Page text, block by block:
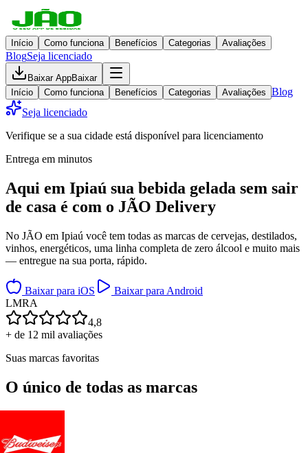
Início Como funciona Benefícios Categorias Avaliações
BlogSeja licenciado
Baixar AppBaixar
Início
Como funciona Benefícios Categorias Avaliações Blog
Seja licenciado
Verifique se a sua cidade está disponível para licenciamento
Entrega em minutos
Aqui em Ipiaú sua bebida gelada sem sair
de casa é com o JÃO Delivery
No JÃO em Ipiaú você tem todas as marcas de cervejas, destilados,
vinhos, energéticos, uma linha completa de zero álcool e muito mais
— entregue na sua porta, rápido.
Baixar para iOS
Baixar para Android
LMRA
4,8
+ de 12 mil avaliações
Suas marcas favoritas
O único de todas as marcas